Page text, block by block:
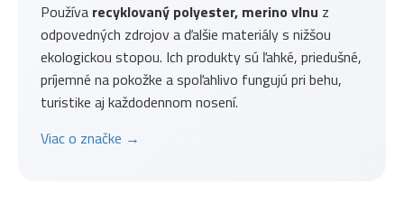
Používa recyklovaný polyester, merino vlnu z
odpovedných zdrojov a ďalšie materiály s nižšou
ekologickou stopou. Ich produkty sú ľahké, priedušné,
príjemné na pokožke a spoľahlivo fungujú pri behu,
turistike aj každodennom nosení.
Viac o značke →